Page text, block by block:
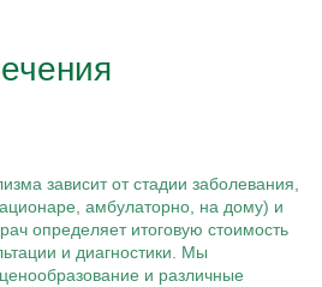
зависит от стадии заболевания,
амбулаторно, на дому) и
определяет итоговую стоимость
и диагностики. Мы
и различные